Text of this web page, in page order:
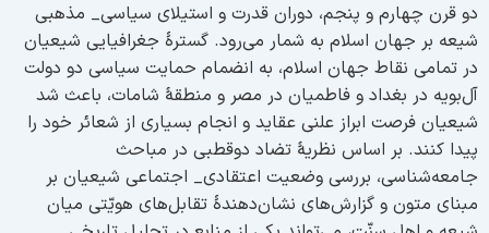
قرن چهارم و پنجم، دوران قدرت و استیلای سیاسی_ مذهبی
بر جهان اسلام به شمار می‌رود. گسترۀ جغرافیایی شیعیان
تمامی نقاط جهان اسلام، به انضمام حمایت سیاسی دو دولت
در بغداد و فاطمیان در مصر و منطقۀ شامات، باعث شد
فرصت ابراز علنی عقاید و انجام بسیاری از شعائر خود را
کنند. بر اساس نظریۀ تضاد دوقطبی در مباحث
بررسی وضعیت اعتقادی_‌ اجتماعی شیعیان بر
متون و گزارش‌های نشان‌دهندۀ تقابل‌های هویّتی میان